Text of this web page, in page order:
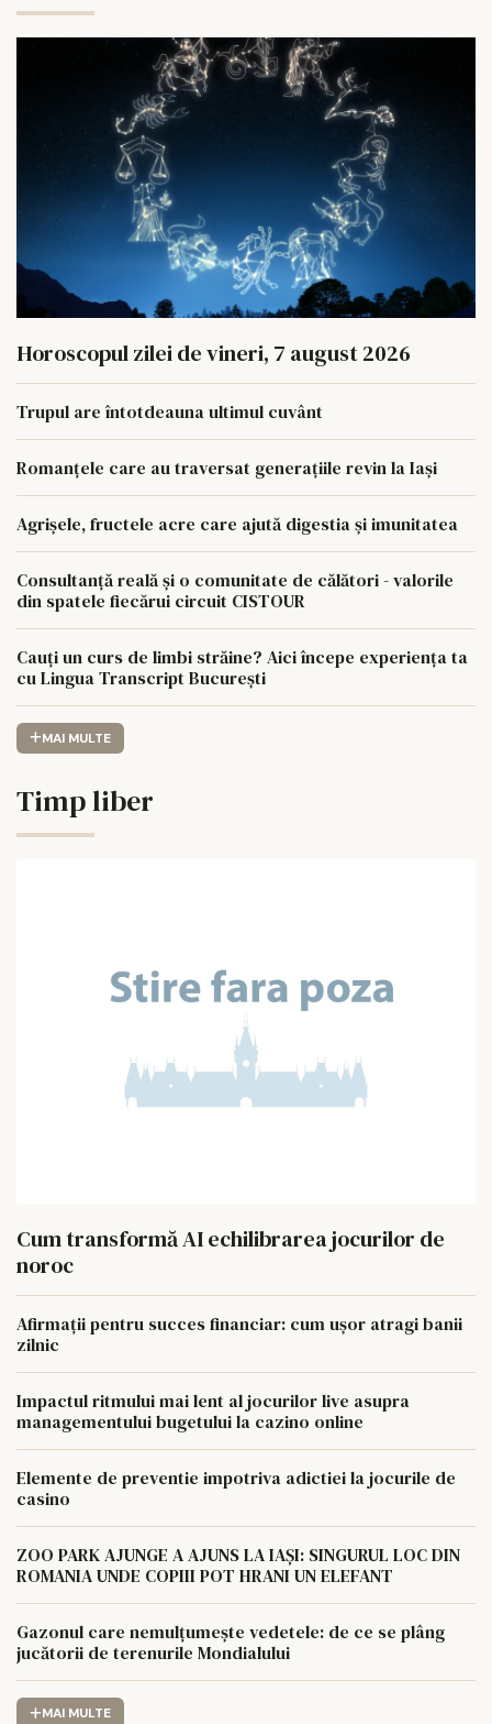
Horoscopul zilei de vineri, 7 august 2026
Trupul are întotdeauna ultimul cuvânt
Romanțele care au traversat generațiile revin la Iași
Agrișele, fructele acre care ajută digestia și imunitatea
Consultanță reală și o comunitate de călători - valorile
din spatele fiecărui circuit CISTOUR
Cauți un curs de limbi străine? Aici începe experiența ta
cu Lingua Transcript București
MAI MULTE
Timp liber
Cum transformă AI echilibrarea jocurilor de
noroc
Afirmații pentru succes financiar: cum ușor atragi banii
zilnic
Impactul ritmului mai lent al jocurilor live asupra
managementului bugetului la cazino online
Elemente de preventie impotriva adictiei la jocurile de
casino
ZOO PARK AJUNGE A AJUNS LA IAȘI: SINGURUL LOC DIN
ROMANIA UNDE COPIII POT HRANI UN ELEFANT
Gazonul care nemulțumește vedetele: de ce se plâng
jucătorii de terenurile Mondialului
MAI MULTE